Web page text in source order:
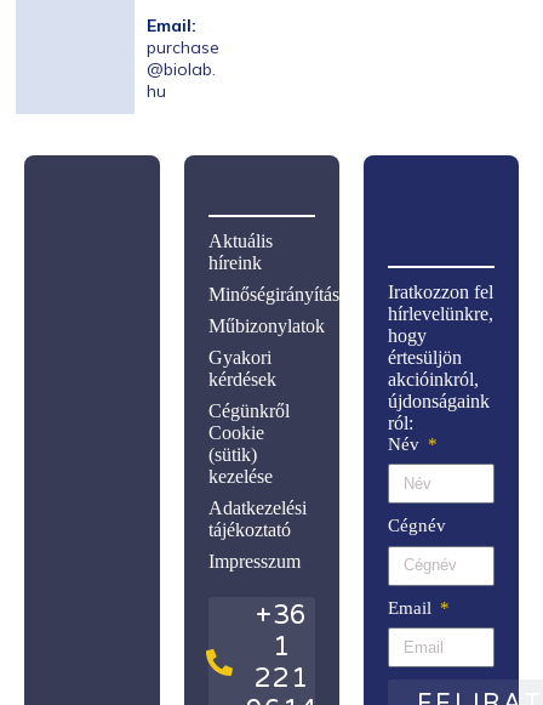
Email:
purchase
@biolab.
hu
Iratkozzon fel
hírlevelünkre,
hogy
értesüljön
akcióinkról,
újdonságaink
ról:
Név
Cégnév
Email
Aktuális
híreink
Minőségirányítás
Műbizonylatok
Gyakori
kérdések
Cégünkről
Cookie
(sütik)
kezelése
Adatkezelési
tájékoztató
Impresszum
+36
1
221